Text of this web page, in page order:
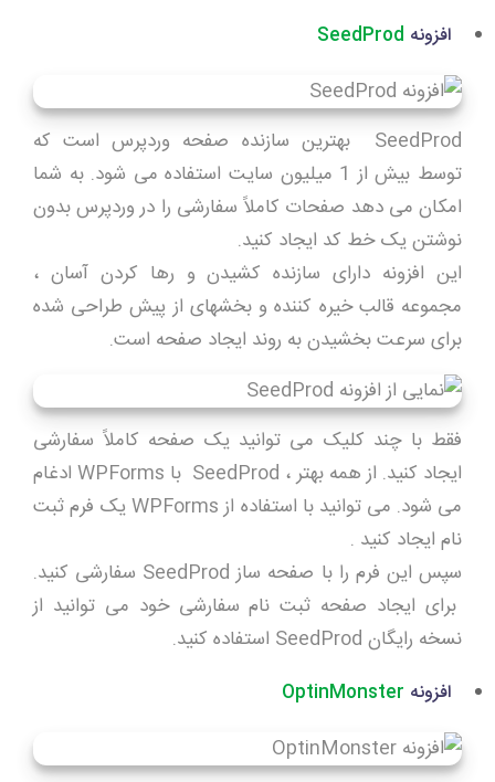
افزونه SeedProd
SeedProd بهترین سازنده صفحه وردپرس است که
توسط بیش از 1 میلیون سایت استفاده می شود. به شما
امکان می دهد صفحات کاملاً سفارشی را در وردپرس بدون
نوشتن یک خط کد ایجاد کنید.
این افزونه دارای سازنده کشیدن و رها کردن آسان ،
مجموعه قالب خیره کننده و بخشهای از پیش طراحی شده
برای سرعت بخشیدن به روند ایجاد صفحه است.
فقط با چند کلیک می توانید یک صفحه کاملاً سفارشی
ایجاد کنید. از همه بهتر ، SeedProd با WPForms ادغام
می شود. می توانید با استفاده از WPForms یک فرم ثبت
نام ایجاد کنید .
سپس این فرم را با صفحه ساز SeedProd سفارشی کنید.
برای ایجاد صفحه ثبت نام سفارشی خود می توانید از
نسخه رایگان SeedProd استفاده کنید.
افزونه OptinMonster